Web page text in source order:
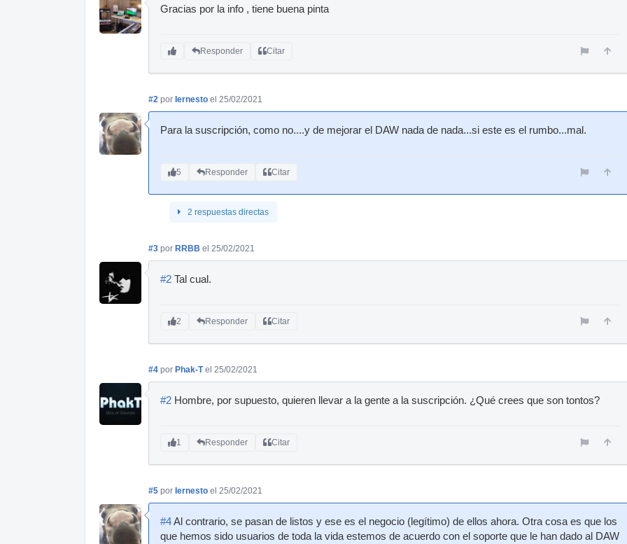
Gracias por la info , tiene buena pinta
Responder Citar
#2 por Iernesto el 25/02/2021
Para la suscripción, como no....y de mejorar el DAW nada de nada...si este es el rumbo...mal.
5 Responder Citar
2 respuestas directas
#3 por RRBB el 25/02/2021
#2 Tal cual.
2 Responder Citar
#4 por Phak-T el 25/02/2021
#2 Hombre, por supuesto, quieren llevar a la gente a la suscripción. ¿Qué crees que son tontos?
1 Responder Citar
#5 por Iernesto el 25/02/2021
#4Al contrario, se pasan de listos y ese es el negocio (legítimo) de ellos ahora. Otra cosa es que los
que hemos sido usuarios de toda la vida estemos de acuerdo con el soporte que le han dado al DAW